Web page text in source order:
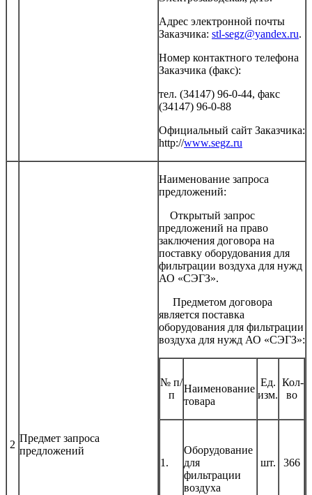
Адрес электронной почты
Заказчика: stl-segz@yandex.ru.
Номер контактного телефона
Заказчика (факс):
тел. (34147) 96-0-44, факс
(34147) 96-0-88
Официальный сайт Заказчика:
http://www.segz.ru
2
Предмет запроса
предложений
Наименование запроса
предложений:
Открытый запрос
предложений на право
заключения договора на
поставку оборудования для
фильтрации воздуха для нужд
АО «СЭГЗ».
Предметом договора
является поставка
оборудования для фильтрации
воздуха для нужд АО «СЭГЗ»:
№ п/
п
Наименование
товара
Ед.
изм.
Кол-
во
1.
Оборудование
для
фильтрации
воздуха
шт. 366